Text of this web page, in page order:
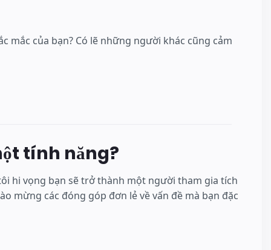
mắc của bạn? Có lẽ những người khác cũng cảm
tính năng?
hi vọng bạn sẽ trở thành một người tham gia tích
mừng các đóng góp đơn lẻ về vấn đề mà bạn đặc